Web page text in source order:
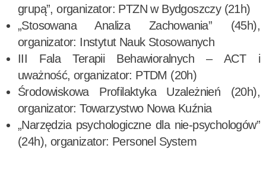
grupą”, organizator: PTZN w Bydgoszczy (21h)
„Stosowana Analiza Zachowania” (45h),
organizator: Instytut Nauk Stosowanych
III Fala Terapii Behawioralnych – ACT i
uważność, organizator: PTDM (20h)
Środowiskowa Profilaktyka Uzależnień (20h),
organizator: Towarzystwo Nowa Kuźnia
„Narzędzia psychologiczne dla nie-psychologów”
(24h), organizator: Personel System